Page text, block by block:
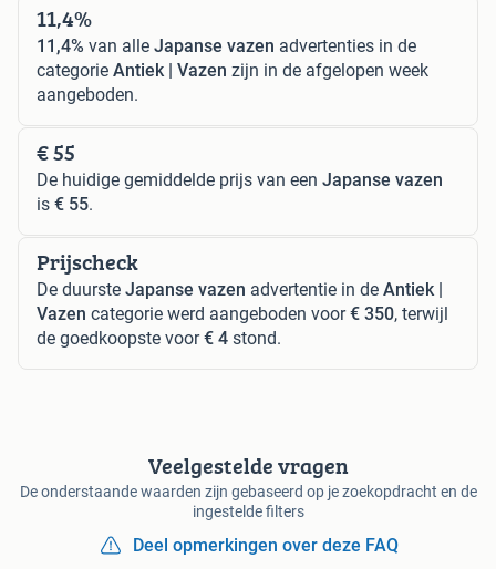
11,4%
11,4% van alle Japanse vazen advertenties in de
categorie Antiek | Vazen zijn in de afgelopen week
aangeboden.
€ 55
De huidige gemiddelde prijs van een Japanse vazen
is € 55.
Prijscheck
De duurste Japanse vazen advertentie in de Antiek |
Vazen categorie werd aangeboden voor€ 350, terwijl
de goedkoopste voor€ 4 stond.
Veelgestelde vragen
De onderstaande waarden zijn gebaseerd op je zoekopdracht en de
ingestelde filters
Deel opmerkingen over deze FAQ